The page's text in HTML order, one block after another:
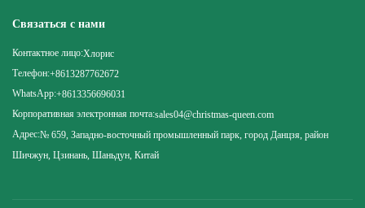
Связаться с нами
Контактное лицо:Хлорис
Телефон:+8613287762672
WhatsApp:+8613356696031
Корпоративная электронная почта:sales04@christmas-queen.com
Адрес:№ 659, Западно-восточный промышленный парк, город Данцзя, район
Шичжун, Цзинань, Шаньдун, Китай